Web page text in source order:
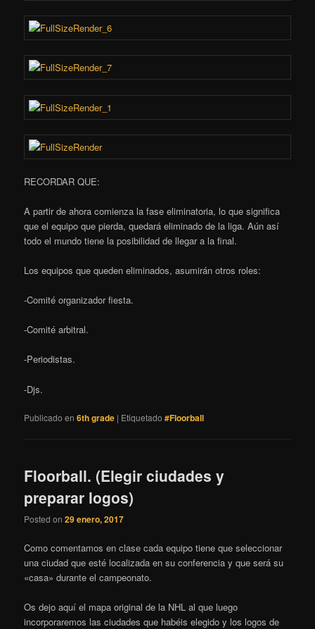
RECORDAR QUE:
A partir de ahora comienza la fase eliminatoria, lo que significa
que el equipo que pierda, quedará eliminado de la liga. Aún así
todo el mundo tiene la posibilidad de llegar a la final.
Los equipos que queden eliminados, asumirán otros roles:
-Comité organizador fiesta.
-Comité arbitral.
-Periodistas.
-Djs.
Publicado en 6th grade | Etiquetado #Floorball
Floorball. (Elegir ciudades y
preparar logos)
Posted on29 enero, 2017
Como comentamos en clase cada equipo tiene que seleccionar
una ciudad que esté localizada en su conferencia y que será su
«casa» durante el campeonato.
Os dejo aquí el mapa original de la NHL al que luego
incorporaremos las ciudades que habéis elegido y los logos de